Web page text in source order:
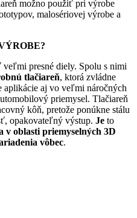
možno použiť pri výrobe
malosériovej výrobe a
presné diely. Spolu s nimi
tlačiareň, ktorá zvládne
aplikácie aj vo veľmi náročných
priemysel. Tlačiareň
kôň, pretože ponúkne stálu
opakovateľný výstup. Je to
oblasti priemyselných 3D
vôbec.